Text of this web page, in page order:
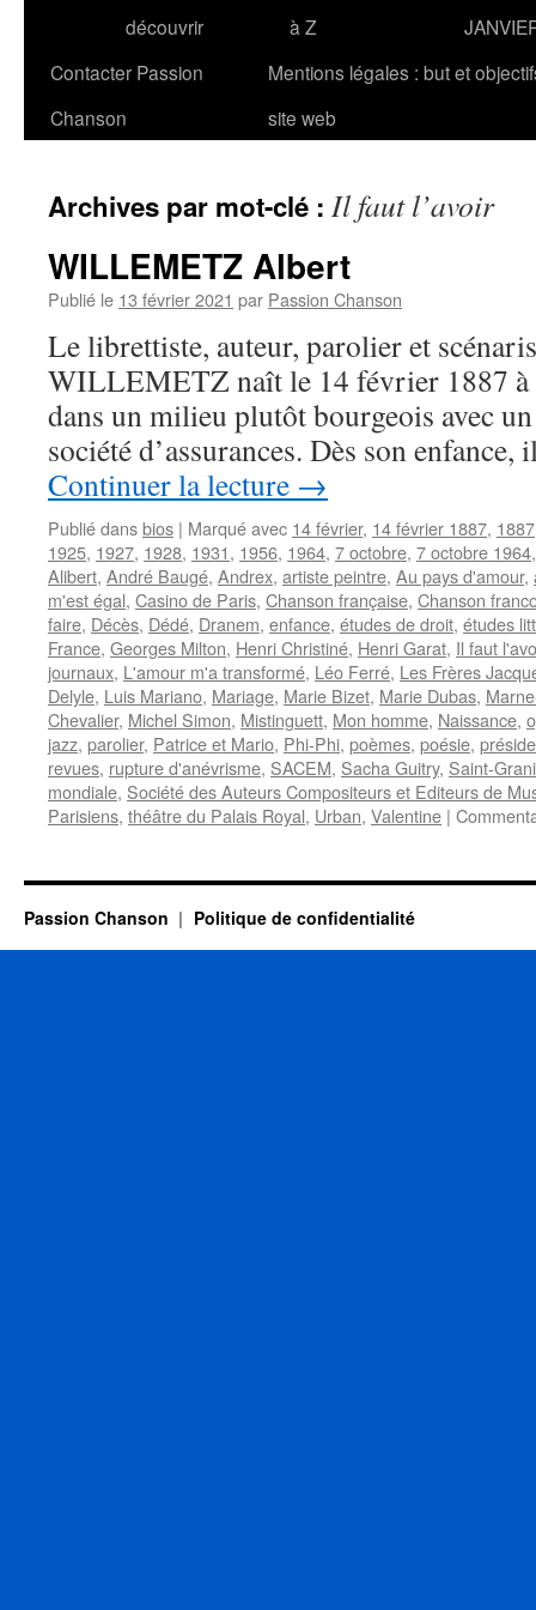
découvrir
à Z
Contacter Passion
Chanson
Mentions légales : but et
site web
Archives par mot-clé : Il faut l’avoir
WILLEMETZ Albert
Publié le 13 février 2021 par Passion Chanson
Le librettiste, auteur, parolier et
WILLEMETZ naît le 14 février 1887
dans un milieu plutôt bourgeois avec
société d’assurances. Dès son
Continuer la lecture →
Publié dansbios | Marqué avec 14 février, 14 février 1887, 1887
1925, 1927, 1928, 1931, 1956, 1964, 7 octobre, 7 octobre 1964
Alibert, André Baugé, Andrex, artiste peintre, Au pays d'amour,
m'est égal, Casino de Paris, Chanson française, Chanson
faire, Décès, Dédé, Dranem, enfance, études de droit, études
France, Georges Milton, Henri Christiné, Henri Garat, Il faut
journaux, L'amour m'a transformé, Léo Ferré, Les Frères
Delyle, Luis Mariano, Mariage, Marie Bizet, Marie Dubas,
Chevalier, Michel Simon, Mistinguett, Mon homme, Naissance,
jazz, parolier, Patrice et Mario, Phi-Phi, poèmes, poésie,
revues, rupture d'anévrisme, SACEM, Sacha Guitry, Saint-
mondiale, Société des Auteurs Compositeurs et Editeurs de
Parisiens, théâtre du Palais Royal, Urban, Valentine |
Passion Chanson Politique de confidentialité